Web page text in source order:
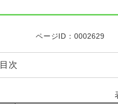
ページID：0002629
次